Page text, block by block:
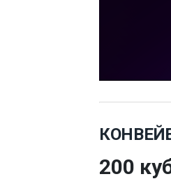
200